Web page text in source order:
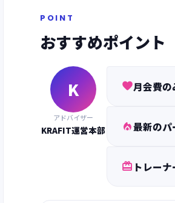
POINT
おすすめポイント
K
アドバイザー
KRAFIT運営本部
月会費
最新のパ
 トレー